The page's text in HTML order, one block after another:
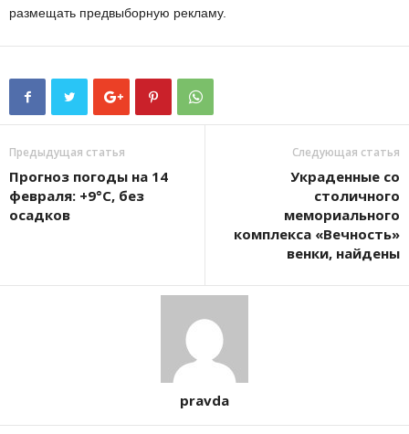
размещать предвыборную рекламу.
Предыдущая статья
Прогноз погоды на 14
февраля: +9°С, без
осадков
Следующая статья
Украденные со
столичного
мемориального
комплекса «Вечность»
венки, найдены
pravda